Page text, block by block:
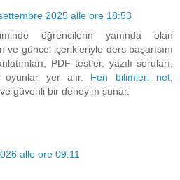
2025 alle ore 18:53
öğrencilerin yanında olan
ve güncel içerikleriyle ders başarısını
PDF testler, yazılı soruları,
oyunlar yer alır. Fen bilimleri net
güvenli bir deneyim sunar.
alle ore 09:11